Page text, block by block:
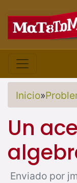
Inicio»
Un
Enviado por